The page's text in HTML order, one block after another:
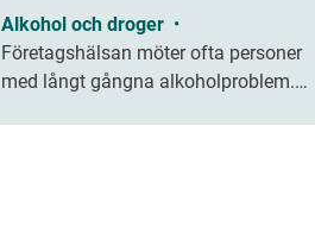
Alkohol och droger •
Företagshälsan möter ofta personer
med långt gångna alkoholproblem.